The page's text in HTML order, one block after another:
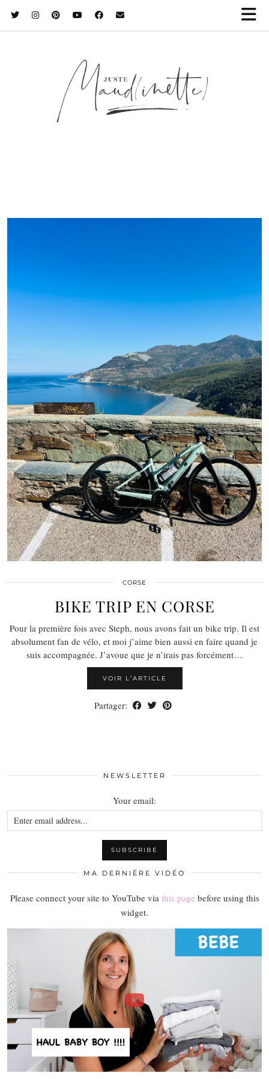
CORSE
BIKE TRIP EN CORSE
Pour la première fois avec Steph, nous avons fait un bike trip. Il est
absolument fan de vélo, et moi j’aime bien aussi en faire quand je
suis accompagnée. J’avoue que je n’irais pas forcément…
VOIR L’ARTICLE
Partager:
NEWSLETTER
Your email:
MA DERNIÈRE VIDÉO
Please connect your site to YouTube via this page before using this
widget.